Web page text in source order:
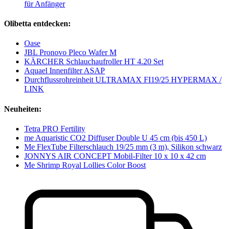
für Anfänger
Olibetta entdecken:
Oase
JBL Pronovo Pleco Wafer M
KÄRCHER Schlauchaufroller HT 4.20 Set
Aquael Innenfilter ASAP
Durchflussrohreinheit ULTRAMAX FI19/25 HYPERMAX /
LINK
Neuheiten:
Tetra PRO Fertility
me Aquaristic CO2 Diffuser Double U 45 cm (bis 450 L)
Me FlexTube Filterschlauch 19/25 mm (3 m), Silikon schwarz
JONNYS AIR CONCEPT Mobil-Filter 10 x 10 x 42 cm
Me Shrimp Royal Lollies Color Boost